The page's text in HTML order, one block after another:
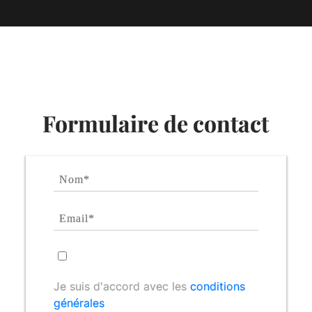
Formulaire de contact
Je suis d'accord avec lesconditions
générales